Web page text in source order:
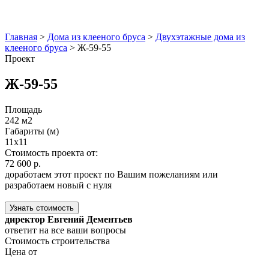
Главная > Дома из клееного бруса > Двухэтажные дома из
клееного бруса > Ж-59-55
Проект
Ж-59-55
Площадь
242 м2
Габариты (м)
11x11
Стоимость проекта от:
72 600 р.
доработаем этот проект по Вашим пожеланиям или
разработаем новый с нуля
Узнать стоимость
директор Евгений Дементьев
ответит на все ваши вопросы
Стоимость строительства
Цена от